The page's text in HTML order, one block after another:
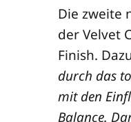
Die zwei­te
der Vel­vet
Finish.
durch das
mit den
Balan­ce.